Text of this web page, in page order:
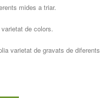
mides a triar.
de colors.
varietat de gravats de diferents